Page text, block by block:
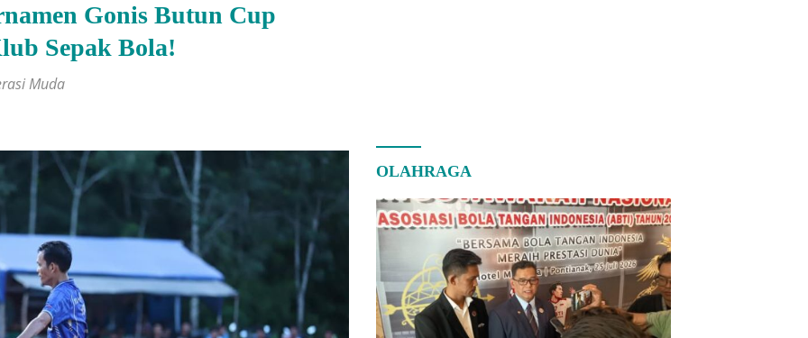
Gonis Butun Cup
Sepak Bola!
Muda
OLAHRAGA